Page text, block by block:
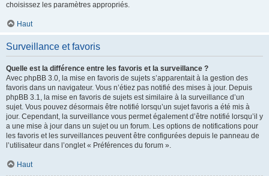
choisissez les paramètres appropriés.
Haut
Surveillance et favoris
Quelle est la différence entre les favoris et la surveillance ?
Avec phpBB 3.0, la mise en favoris de sujets s’apparentait à la gestion des
favoris dans un navigateur. Vous n’étiez pas notifié des mises à jour. Depuis
phpBB 3.1, la mise en favoris de sujets est similaire à la surveillance d’un
sujet. Vous pouvez désormais être notifié lorsqu’un sujet favoris a été mis à
jour. Cependant, la surveillance vous permet également d’être notifié lorsqu’il y
a une mise à jour dans un sujet ou un forum. Les options de notifications pour
les favoris et les surveillances peuvent être configurées depuis le panneau de
l’utilisateur dans l’onglet « Préférences du forum ».
Haut